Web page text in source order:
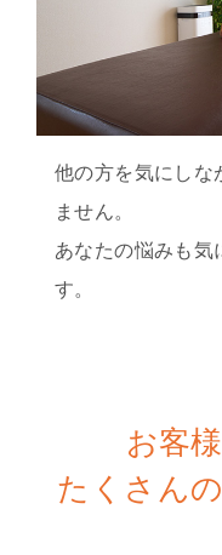
他の方を気にしな
ません。
あなたの悩みも気
す。
お客
たくさん